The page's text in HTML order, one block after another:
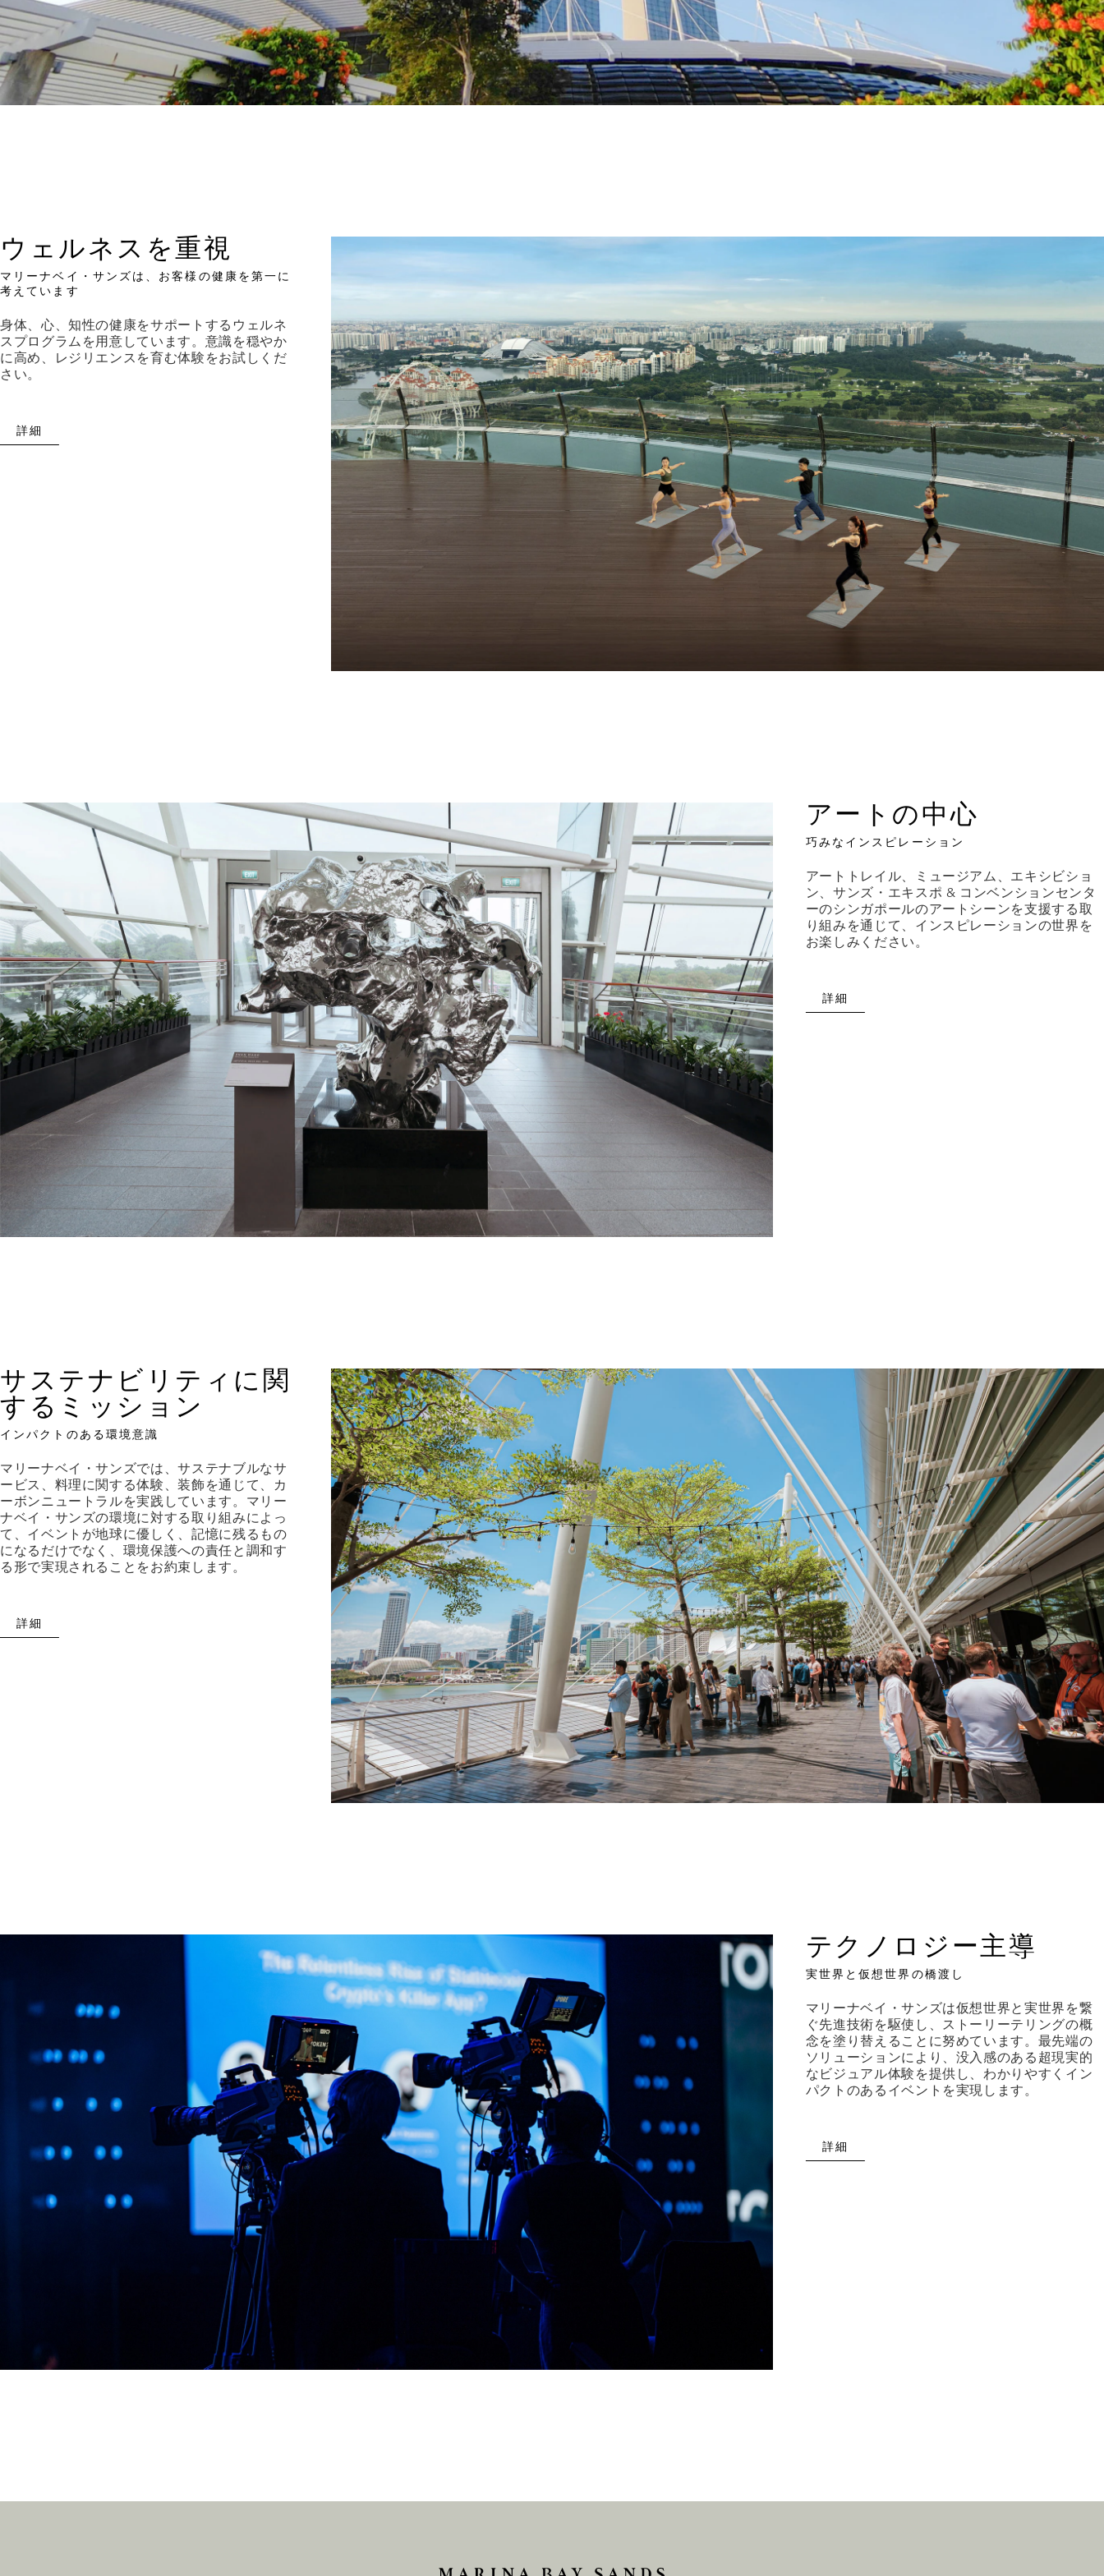
ウェルネスを重視
マリーナベイ・サンズは、お客様の健康を第一に
考えています
身体、心、知性の健康をサポートするウェルネ
スプログラムを用意しています。意識を穏やか
に高め、レジリエンスを育む体験をお試しくだ
さい。
詳細
アートの中心
巧みなインスピレーション
アートトレイル、ミュージアム、エキシビショ
ン、サンズ・エキスポ & コンベンションセンタ
ーのシンガポールのアートシーンを支援する取
り組みを通じて、インスピレーションの世界を
お楽しみください。
詳細
サステナビリティに関
するミッション
インパクトのある環境意識
マリーナベイ・サンズでは、サステナブルなサ
ービス、料理に関する体験、装飾を通じて、カ
ーボンニュートラルを実践しています。マリー
ナベイ・サンズの環境に対する取り組みによっ
て、イベントが地球に優しく、記憶に残るもの
になるだけでなく、環境保護への責任と調和す
る形で実現されることをお約束します。
詳細
テクノロジー主導
実世界と仮想世界の橋渡し
マリーナベイ・サンズは仮想世界と実世界を繋
ぐ先進技術を駆使し、ストーリーテリングの概
念を塗り替えることに努めています。最先端の
ソリューションにより、没入感のある超現実的
なビジュアル体験を提供し、わかりやすくイン
パクトのあるイベントを実現します。
詳細